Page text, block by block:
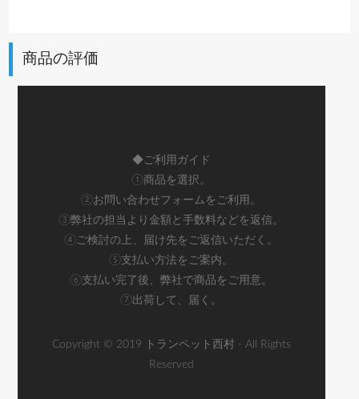
商品の評価
◆ご利用ガイド
①商品を選択。
②お問い合わせフォームをご利用。
③弊社の担当より金額と手数料などを返信。
④ご検討の上、届け先をご返信いただく。
⑤支払い方法をご案内。
⑥支払い完了後、弊社で商品をご用意。
⑦出荷して、届く。
Copyright © 2019 トランペット西村 - All Rights
Reserved